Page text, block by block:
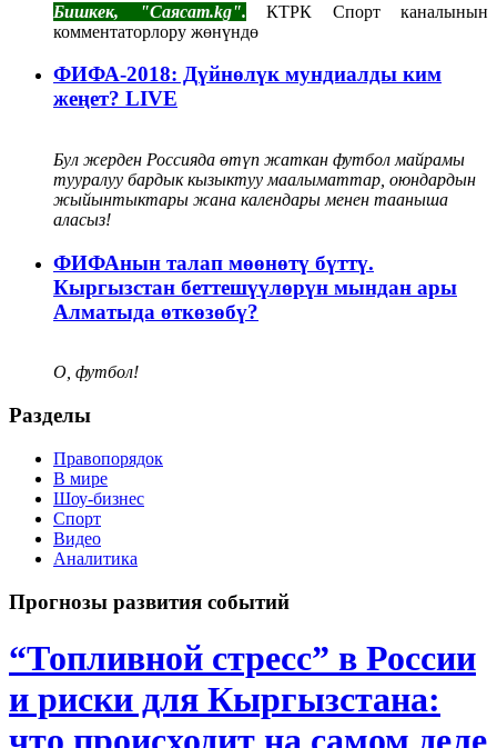
Бишкек, "Саясат.kg". КТРК Спорт каналынын
комментаторлору жөнүндө
ФИФА-2018: Дүйнөлүк мундиалды ким
жеңет? LIVE
Бул жерден Россияда өтүп жаткан футбол майрамы
тууралуу бардык кызыктуу маалыматтар, оюндардын
жыйынтыктары жана календары менен тааныша
аласыз!
ФИФАнын талап мөөнөтү бүттү.
Кыргызстан беттешүүлөрүн мындан ары
Алматыда өткөзөбү?
О, футбол!
Разделы
Правопорядок
В мире
Шоу-бизнес
Спорт
Видео
Аналитика
Прогнозы развития событий
“Топливной стресс” в России
и риски для Кыргызстана: